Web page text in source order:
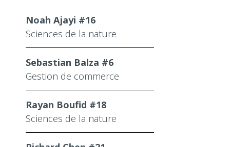
Noah Ajayi #16
Sciences de la nature
Sebastian Balza #6
Gestion de commerce
Rayan Boufid #18
Sciences de la nature